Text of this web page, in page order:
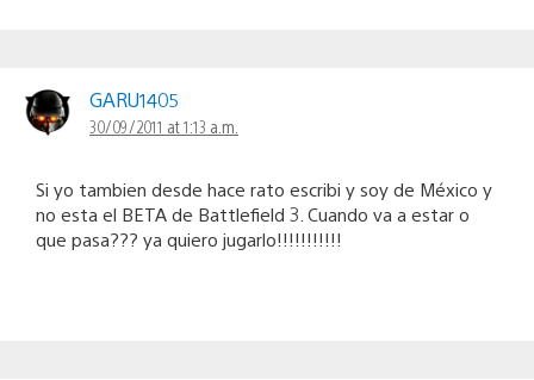
GARU1405
30/09/2011 at 1:13 a.m.
Si yo tambien desde hace rato escribi y soy de México y
no esta el BETA de Battlefield 3. Cuando va a estar o
que pasa??? ya quiero jugarlo!!!!!!!!!!!